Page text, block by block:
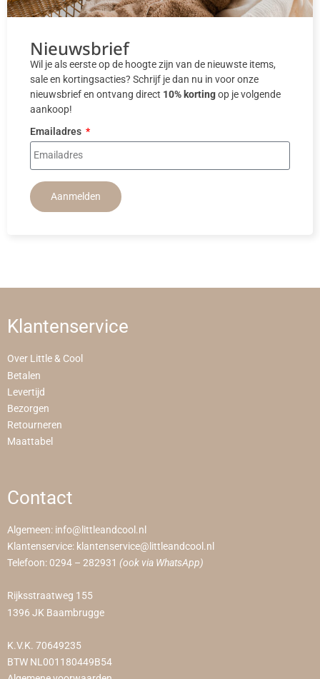
Nieuwsbrief
Wil je als eerste op de hoogte zijn van de nieuwste items,
sale en kortingsacties? Schrijf je dan nu in voor onze
nieuwsbrief en ontvang direct 10% kortingop je volgende
aankoop!
Emailadres
Aanmelden
Klantenservice
Over Little & Cool
Betalen
Levertijd
Bezorgen
Retourneren
Maattabel
Contact
Algemeen: info@littleandcool.nl
Klantenservice: klantenservice@littleandcool.nl
Telefoon: 0294 – 282931 (ook via WhatsApp)
Rijksstraatweg 155
1396 JK Baambrugge
K.V.K. 70649235
BTW NL001180449B54